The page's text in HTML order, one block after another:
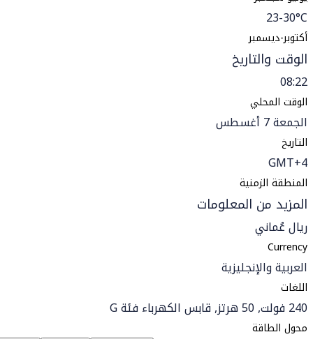
23-30°C
أكتوبر-ديسمبر
الوقت والتاريخ
08:22
الوقت المحلي
الجمعة 7 أغسطس
التاريخ
GMT+4
المنطقة الزمنية
المزيد من المعلومات
ريال عُماني
Currency
العربية والإنجليزية
اللغات
240 فولت, 50 هرتز, قابس الكهرباء فئة G
محول الطاقة